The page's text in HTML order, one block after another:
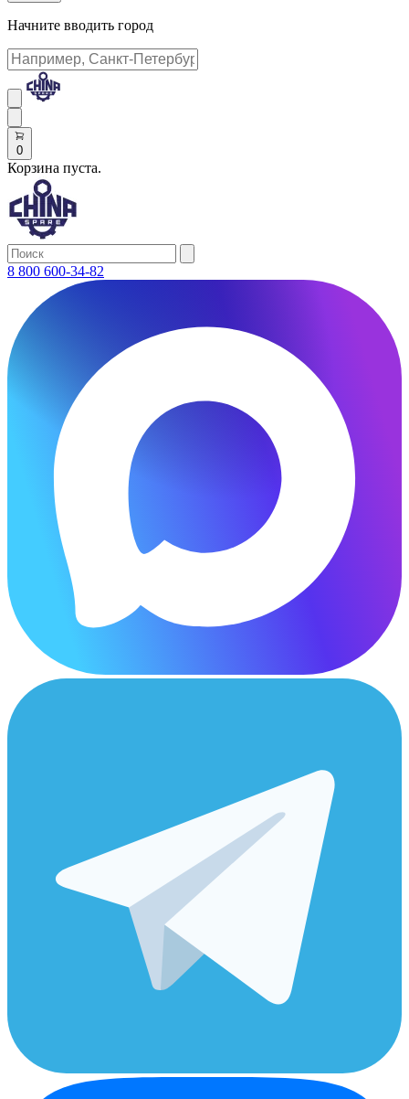
Начните вводить город
0
Корзина пуста.
8 800 600-34-82